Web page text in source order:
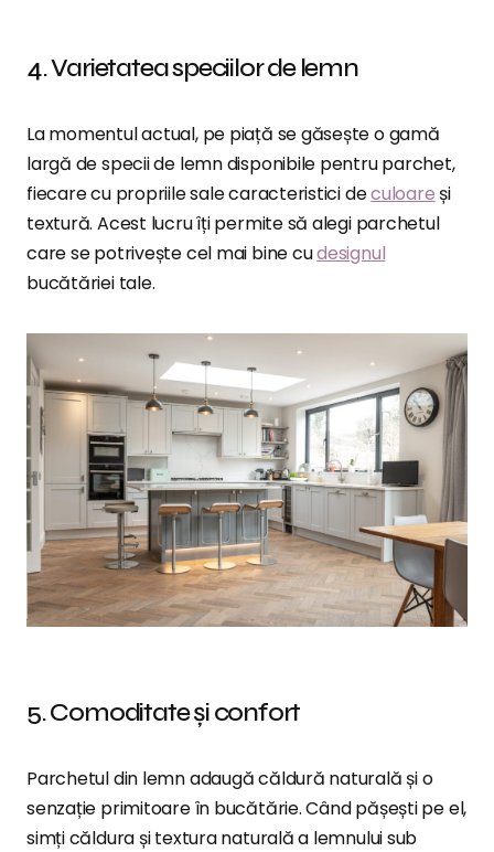
4. Varietatea speciilor de lemn
La momentul actual, pe piață se găsește o gamă
largă de specii de lemn disponibile pentru parchet,
fiecare cu propriile sale caracteristici deculoareși
textură. Acest lucru îți permite să alegi parchetul
care se potrivește cel mai bine cudesignul
bucătăriei tale.
5. Comoditate și confort
Parchetul din lemn adaugă căldură naturală și o
senzație primitoare în bucătărie. Când pășești pe el,
simți căldura și textura naturală a lemnului sub